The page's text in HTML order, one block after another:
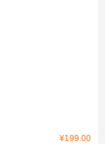
¥199.00